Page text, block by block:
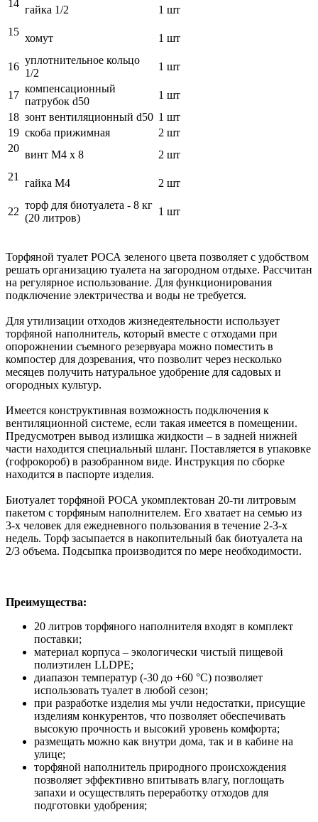
14
гайка 1/2
1 шт
15
хомут 1 шт
16
уплотнительное кольцо
1/2
1 шт
17
компенсационный
патрубок d50
1 шт
18 зонт вентиляционный d50 1 шт
19 скоба прижимная
2 шт
20
винт М4 х 8
2 шт
21
гайка М4 2 шт
22
торф для биотуалета - 8 кг
(20 литров)
1 шт
Торфяной туалет РОСА зеленого цвета позволяет с удобством
решать организацию туалета на загородном отдыхе. Рассчитан
на регулярное использование. Для функционирования
подключение электричества и воды не требуется.
Для утилизации отходов жизнедеятельности использует
торфяной наполнитель, который вместе с отходами при
опорожнении съемного резервуара можно поместить в
компостер для дозревания, что позволит через несколько
месяцев получить натуральное удобрение для садовых и
огородных культур.
Имеется конструктивная возможность подключения к
вентиляционной системе, если такая имеется в помещении.
Предусмотрен вывод излишка жидкости – в задней нижней
части находится специальный шланг. Поставляется в упаковке
(гофрокороб) в разобранном виде. Инструкция по сборке
находится в паспорте изделия.
Биотуалет торфяной РОСА укомплектован 20-ти литровым
пакетом с торфяным наполнителем. Его хватает на семью из
3-х человек для ежедневного пользования в течение 2-3-х
недель. Торф засыпается в накопительный бак биотуалета на
2/3 объема. Подсыпка производится по мере необходимости.
Преимущества:
20 литров торфяного наполнителя входят в комплект
поставки;
материал корпуса – экологически чистый пищевой
полиэтилен LLDPE;
диапазон температур (-30 до +60 °C) позволяет
использовать туалет в любой сезон;
при разработке изделия мы учли недостатки, присущие
изделиям конкурентов, что позволяет обеспечивать
высокую прочность и высокий уровень комфорта;
размещать можно как внутри дома, так и в кабине на
улице;
торфяной наполнитель природного происхождения
позволяет эффективно впитывать влагу, поглощать
запахи и осуществлять переработку отходов для
подготовки удобрения;